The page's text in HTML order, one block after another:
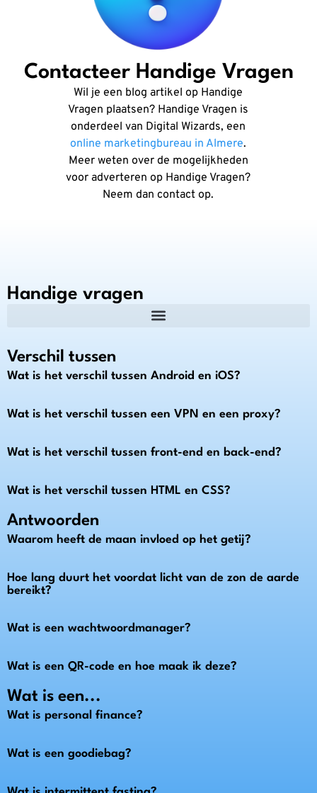
Contacteer Handige Vragen
Wil je een blog artikel op Handige
Vragen plaatsen? Handige Vragen is
onderdeel van Digital Wizards, een
online marketingbureau in Almere.
Meer weten over de mogelijkheden
voor adverteren op Handige Vragen?
Neem dan contact op.
Handige vragen
Verschil tussen
Wat is het verschil tussen Android en iOS?
Wat is het verschil tussen een VPN en een proxy?
Wat is het verschil tussen front-end en back-end?
Wat is het verschil tussen HTML en CSS?
Antwoorden
Waarom heeft de maan invloed op het getij?
Hoe lang duurt het voordat licht van de zon de aarde
bereikt?
Wat is een wachtwoordmanager?
Wat is een QR-code en hoe maak ik deze?
Wat is een...
Wat is personal finance?
Wat is een goodiebag?